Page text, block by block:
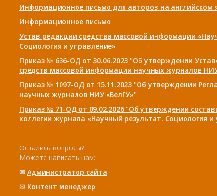
Информационное письмо для авторов на английском
Информационное письмо
Устав редакции средства массовой информации
Социология и управление»
Приказ № 636-ОД от 30.06.2023 "Об утверждении
средств массовой информации научных журналов
Приказ № 1097-ОД от 15.11.2023 "Об утверждении
научных журналов НИУ «БелГУ»"
Приказ № 71-ОД от 09.02.2026 "Об утверждении
коллегии журнала «Научный результат. Социология и
Остались вопросы?
Можете написать нам:
✉ Администратор сайта
✉ Контент менеджер